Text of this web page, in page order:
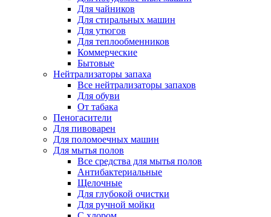
Для чайников
Для стиральных машин
Для утюгов
Для теплообменников
Коммерческие
Бытовые
Нейтрализаторы запаха
Все нейтрализаторы запахов
Для обуви
От табака
Пеногасители
Для пивоварен
Для поломоечных машин
Для мытья полов
Все средства для мытья полов
Антибактериальные
Щелочные
Для глубокой очистки
Для ручной мойки